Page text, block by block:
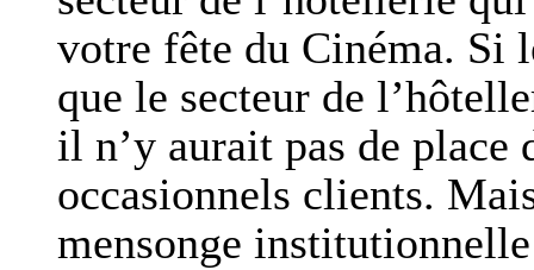
votre fête du Cinéma. Si
que le secteur de
il n’y aurait pas de place
occasionnels clients.
mensonge